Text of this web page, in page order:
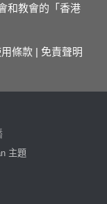
和教會的「香港
條款 | 免責聲明
主題